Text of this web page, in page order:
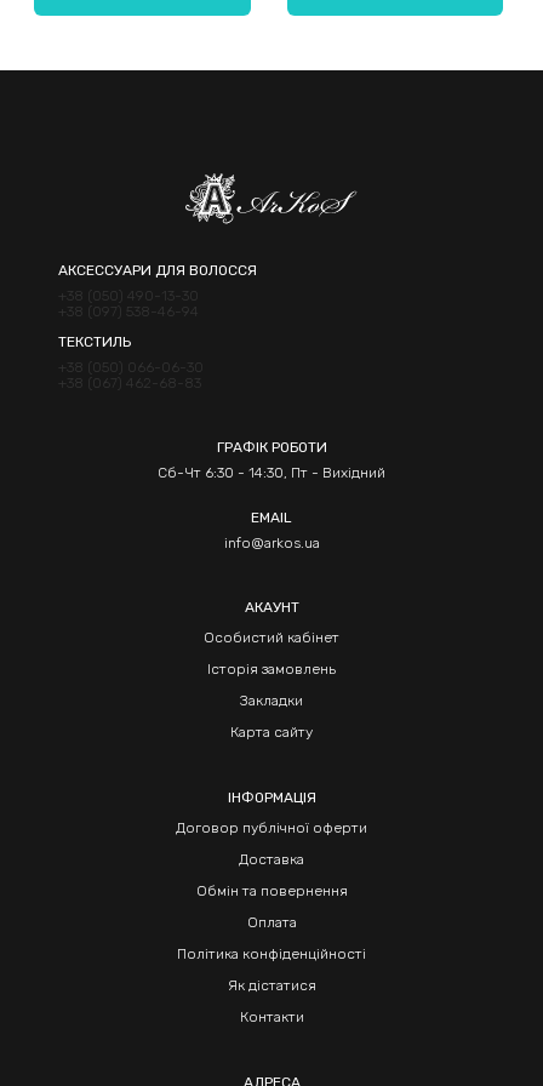
АКСЕССУАРИ ДЛЯ ВОЛОССЯ
+38 (050) 490-13-30
+38 (097) 538-46-94
ТЕКСТИЛЬ
+38 (050) 066-06-30
+38 (067) 462-68-83
ГРАФІК РОБОТИ
Сб-Чт 6:30 - 14:30, Пт - Вихідний
EMAIL
info@arkos.ua
АКАУНТ
Особистий кабінет
Історія замовлень
Закладки
Карта сайту
ІНФОРМАЦІЯ
Договор публічної оферти
Доставка
Обмін та повернення
Оплата
Політика конфіденційності
Як дістатися
Контакти